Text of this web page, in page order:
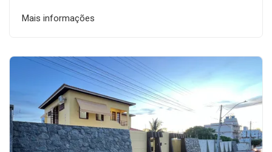
Mais informações